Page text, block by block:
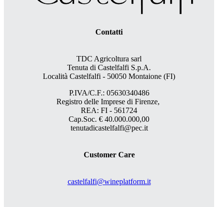
Contatti
TDC Agricoltura sarl
Tenuta di Castelfalfi S.p.A.
Località Castelfalfi - 50050 Montaione (FI)
P.IVA/C.F.: 05630340486
Registro delle Imprese di Firenze,
REA: FI - 561724
Cap.Soc. € 40.000.000,00
tenutadicastelfalfi@pec.it
Customer Care
castelfalfi@wineplatform.it